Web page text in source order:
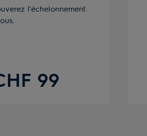
l'échelonnement
99